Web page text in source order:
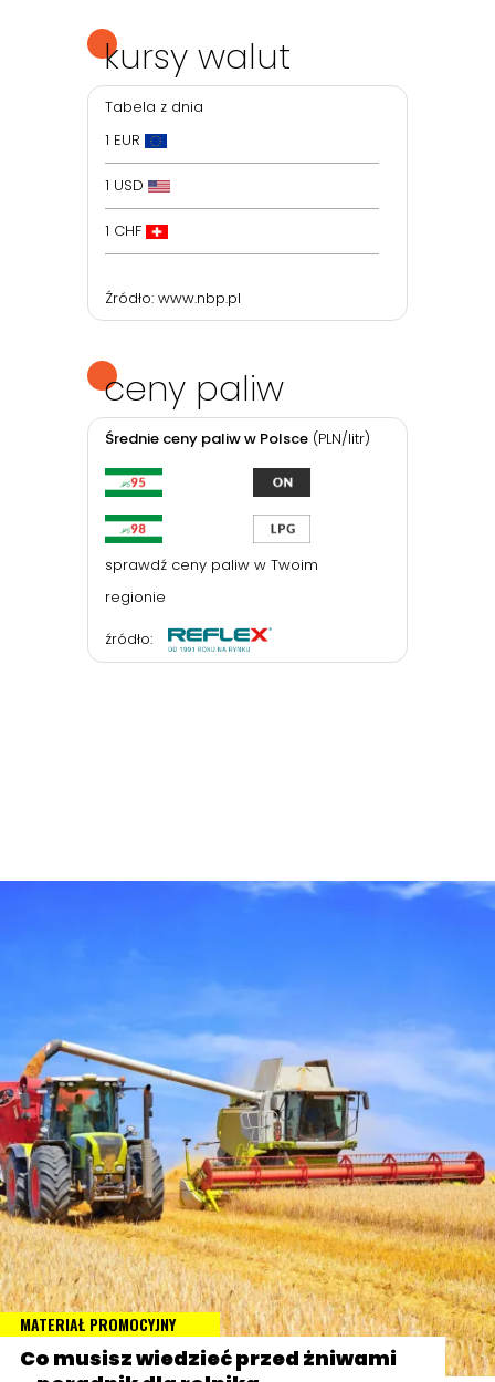
ceny paliw
Średnie ceny paliw w Polsce (PLN/litr)
sprawdź ceny paliw w Twoim
regionie
źródło:
kursy walut
Tabela z dnia
1 EUR
1 USD
1 CHF
Źródło: www.nbp.pl
MATERIAŁ PROMOCYJNY
Co musisz wiedzieć przed żniwami